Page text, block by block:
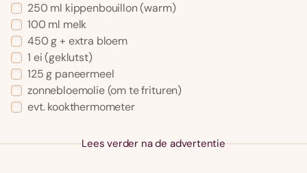
250 ml kippenbouillon (warm)
100 ml melk
450 g + extra bloem
1 ei (geklutst)
125 g paneermeel
zonnebloemolie (om te frituren)
evt. kookthermometer
Lees verder na de advertentie